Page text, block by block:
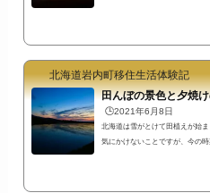
青とオレンジのグラデーション
ごかった...
北海道岩内町移住生活体験記
田んぼの景色と夕焼
🕒️2021年6月8日
北海道は雪がとけて田植えが始
気にかけないことですが、今の